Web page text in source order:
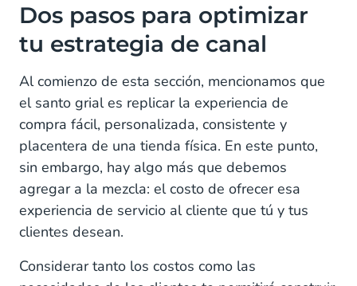
Dos pasos para optimizar
tu estrategia de canal
Al comienzo de esta sección, mencionamos que
el santo grial es replicar la experiencia de
compra fácil, personalizada, consistente y
placentera de una tienda física. En este punto,
sin embargo, hay algo más que debemos
agregar a la mezcla: el costo de ofrecer esa
experiencia de servicio al cliente que tú y tus
clientes desean.
Considerar tanto los costos como las